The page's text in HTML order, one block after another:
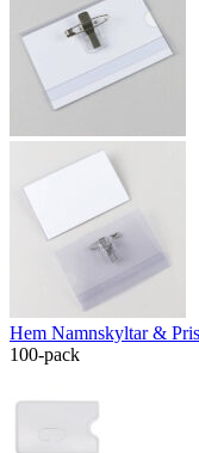
Hem Namnskyltar &
100-pack